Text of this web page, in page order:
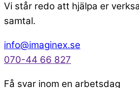
Vi står redo att hjälpa er
samtal.
info@imaginex.se
070-44 66 827
Få svar inom en arbetsdag